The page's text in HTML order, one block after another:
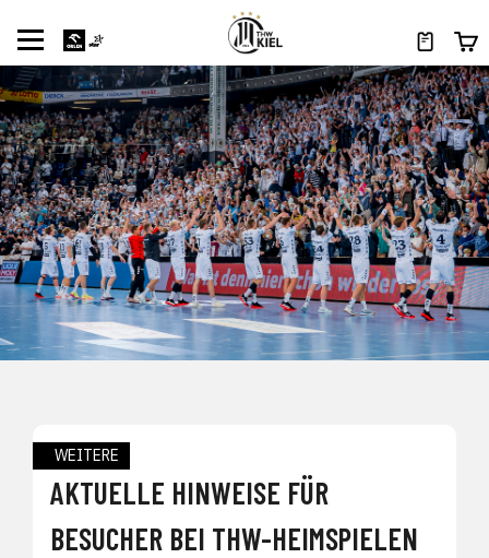
WEITERE
AKTUELLE HINWEISE FÜR
BESUCHER BEI THW-HEIMSPIELEN